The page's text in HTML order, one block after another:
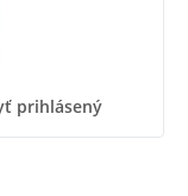
prihlásený